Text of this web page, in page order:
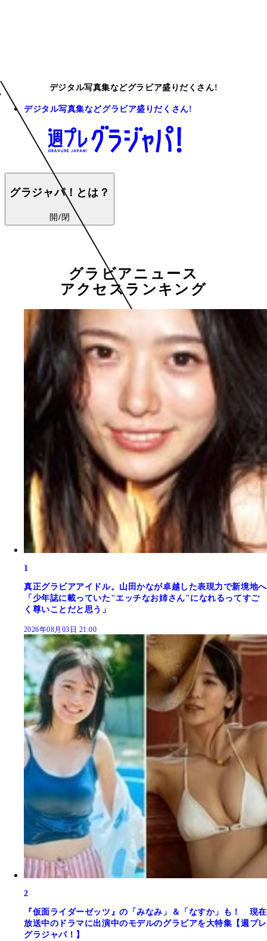
デジタル写真集などグラビア盛りだくさん!
デジタル写真集などグラビア盛りだくさん!
グラジャパ！とは？
開/閉
グラビアニュース
アクセスランキング
1
真正グラビアアイドル。山田かなが卓越した表現力で新境地へ
「少年誌に載っていた"エッチなお姉さん"になれるってすご
く尊いことだと思う」
2026年08月03日 21:00
2
『仮面ライダーゼッツ』の「みなみ」＆「なすか」も！ 現在
放送中のドラマに出演中のモデルのグラビアを大特集【週プレ
グラジャパ！】